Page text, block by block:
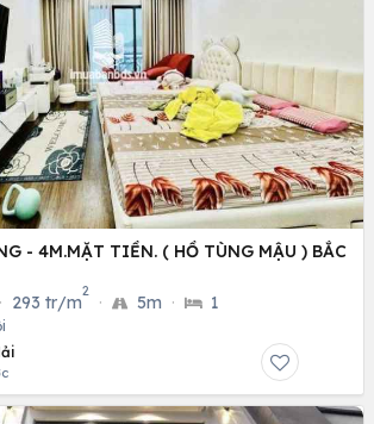
- 4M.MẶT TIỀN. ( HỒ TÙNG MẬU ) BẮC
· 293 tr/m
2
· 5m · 1